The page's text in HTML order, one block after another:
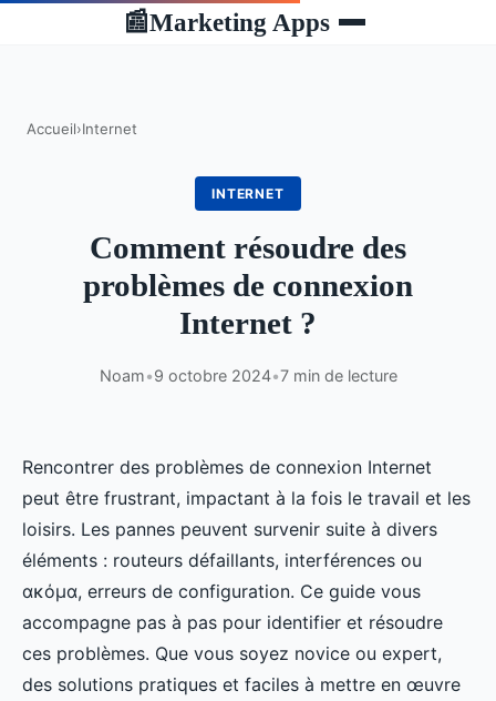
📰Marketing Apps
Accueil›Internet
INTERNET
Comment résoudre des
problèmes de connexion
Internet ?
Noam•9 octobre 2024•7 min de lecture
Rencontrer des problèmes de connexion Internet
peut être frustrant, impactant à la fois le travail et les
loisirs. Les pannes peuvent survenir suite à divers
éléments : routeurs défaillants, interférences ou
ακόμα, erreurs de configuration. Ce guide vous
accompagne pas à pas pour identifier et résoudre
ces problèmes. Que vous soyez novice ou expert,
des solutions pratiques et faciles à mettre en œuvre